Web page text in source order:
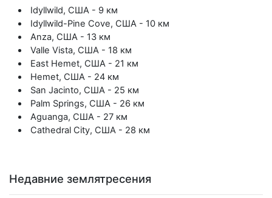
Idyllwild, США - 9 км
Idyllwild-Pine Cove, США - 10 км
Anza, США - 13 км
Valle Vista, США - 18 км
East Hemet, США - 21 км
Hemet, США - 24 км
San Jacinto, США - 25 км
Palm Springs, США - 26 км
Aguanga, США - 27 км
Cathedral City, США - 28 км
Недавние землятресения